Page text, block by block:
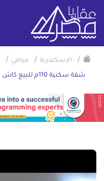
/ الإسكندرية / ميامي /
شقة سكنية 110م للبيع كاش بميامي الإسكندرية